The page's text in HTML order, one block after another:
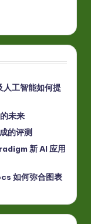
人工智能如何提
未来
的评测
新 AI 应用
如何弥合图表